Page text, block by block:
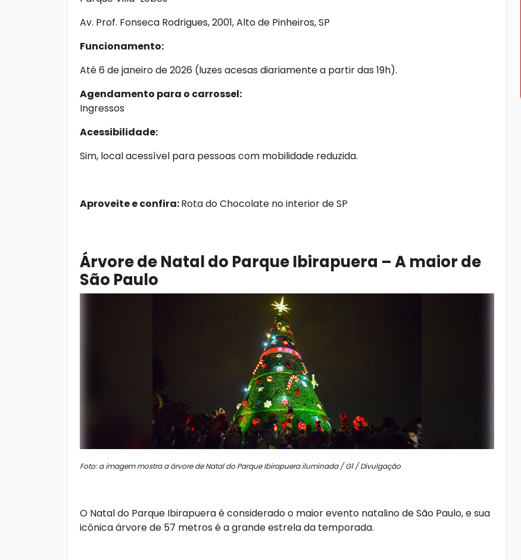
Av. Prof. Fonseca Rodrigues, 2001, Alto de Pinheiros, SP
Funcionamento:
Até 6 de janeiro de 2026 (luzes acesas diariamente a partir das 19h).
Agendamento para o carrossel:
Ingressos
Acessibilidade:
Sim, local acessível para pessoas com mobilidade reduzida.
Aproveite e confira:Rota do Chocolate no interior de SP
Árvore de Natal do Parque Ibirapuera – A maior de
São Paulo
Foto: a imagem mostra a árvore de Natal do Parque Ibirapuera iluminada / G1 / Divulgação
O Natal do Parque Ibirapuera é considerado o maior evento natalino de São Paulo, e sua
icônica árvore de 57 metros é a grande estrela da temporada.